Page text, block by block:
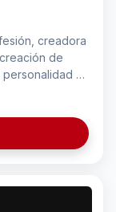
creadora
de
a
la marca.
juegos y/o